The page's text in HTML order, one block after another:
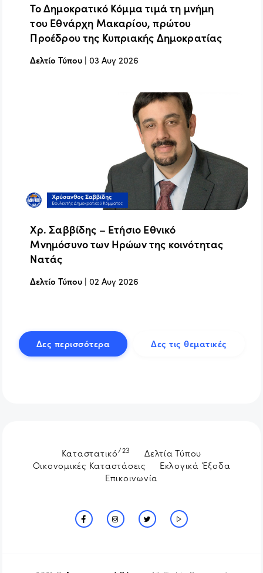
Το Δημοκρατικό Κόμμα τιμά τη μνήμη
του Εθνάρχη Μακαρίου, πρώτου
Προέδρου της Κυπριακής Δημοκρατίας
Δελτίο Τύπου |03 Αυγ 2026
Χρ. Σαββίδης – Ετήσιο Εθνικό
Μνημόσυνο των Ηρώων της κοινότητας
Νατάς
Δελτίο Τύπου |02 Αυγ 2026
Δες περισσότερα Δες τις θεματικές
Καταστατικό/23
Δελτία Τύπου
Οικονομικές Καταστάσεις
Εκλογικά Έξοδα
Επικοινωνία